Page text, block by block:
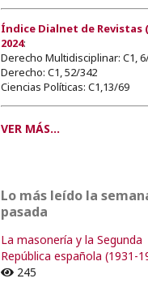
Índice Dialnet de Revistas
2024:
Derecho Multidisciplinar: C1,
Derecho: C1, 52/342
Ciencias Políticas: C1,13/69
VER MÁS...
Lo más leído la
pasada
La masonería y la Segunda
República española (1931-
245